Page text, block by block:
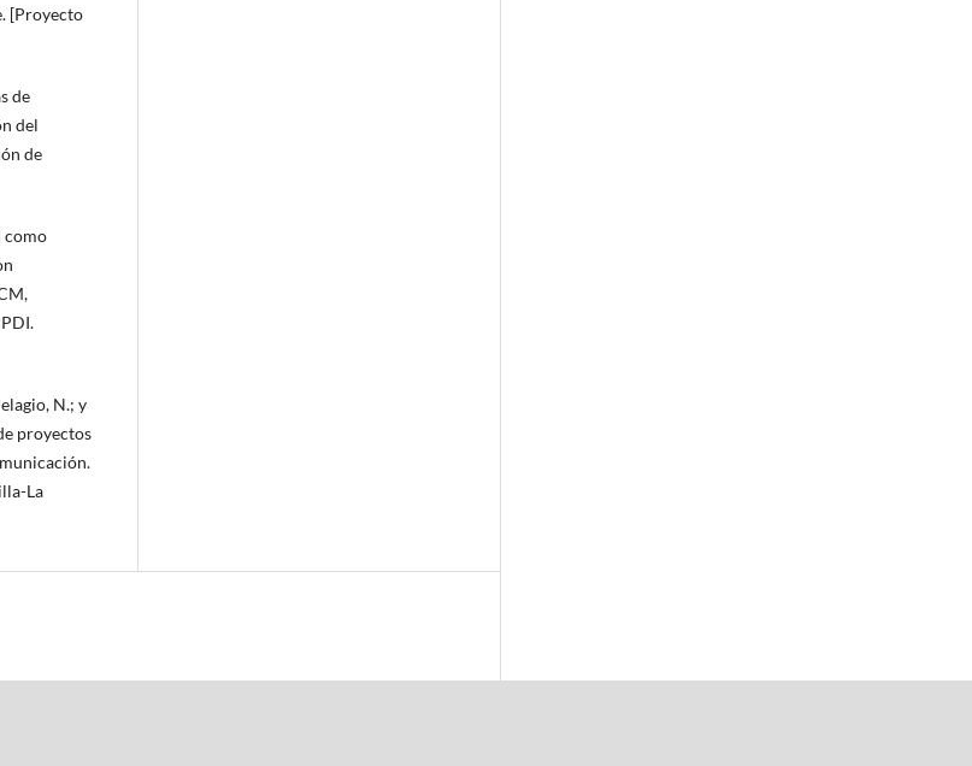
[Proyecto
de
del
de
como
N.; y
proyectos
La